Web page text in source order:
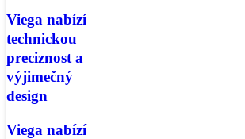
Viega nabízí
technickou
preciznost a
výjimečný
design
Viega nabízí